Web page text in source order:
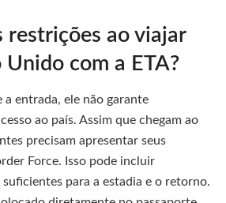
restrições ao viajar
Unido com a ETA?
a entrada, ele não garante
ao país. Assim que chegam ao
precisam apresentar seus
Force. Isso pode incluir
para a estadia e o retorno.